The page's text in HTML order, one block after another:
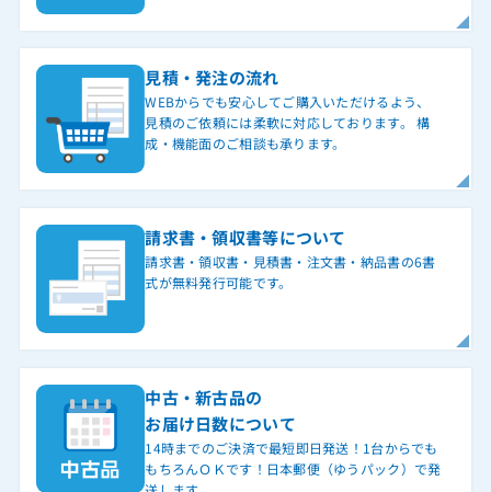
見積・発注の流れ
WEBからでも安心してご購入いただけるよう、
見積のご依頼には柔軟に対応しております。 構
成・機能面のご相談も承ります。
請求書・領収書等について
請求書・領収書・見積書・注文書・納品書の6書
式が無料発行可能です。
中古・新古品の
お届け日数について
14時までのご決済で最短即日発送！1台からでも
もちろんＯＫです！日本郵便（ゆうパック）で発